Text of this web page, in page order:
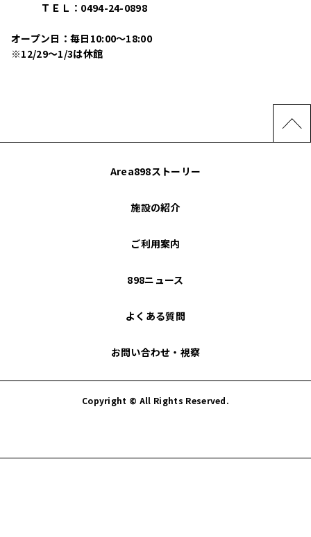
ＴＥＬ：0494-24-0898
オープン日：毎日10:00〜18:00
※12/29〜1/3は休館
Area898ストーリー
施設の紹介
ご利用案内
898ニュース
よくある質問
お問い合わせ・視察
Copyright © All Rights Reserved.